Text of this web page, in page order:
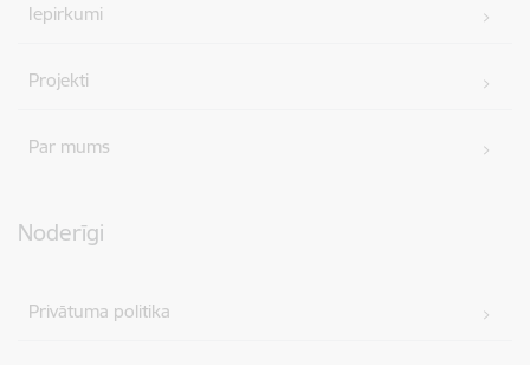
Iepirkumi
Projekti
Par mums
Noderīgi
Privātuma politika